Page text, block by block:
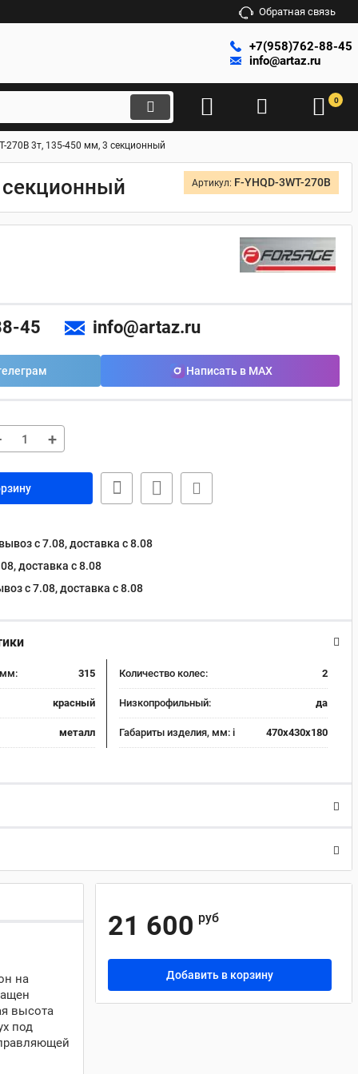
Обратная связь
+7(958)762-88-45
info@artaz.ru
0
270B 3т, 135-450 мм, 3 секционный
секционный Артикул: F-YHQD-3WT-270B
45 info@artaz.ru
Написать в MAX
+
с 7.08, доставка c 8.08
доставка c 8.08
с 7.08, доставка c 8.08
мм: 315 Количество колес: 2
красный Низкопрофильный: да
металл Габариты изделия, мм: i 470x430x180
на
высота
под
21 600 руб
Добавить в корзину